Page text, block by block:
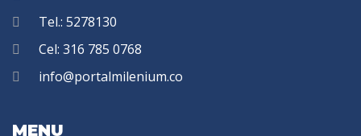
Tel.: 5278130
Cel: 316 785 0768
info@portalmilenium.co
MENU